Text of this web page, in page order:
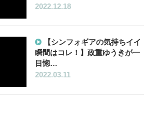
2022.12.18
【シンフォギアの気持ちイイ
瞬間はコレ！】政重ゆうきが一
目惚…
2022.03.11